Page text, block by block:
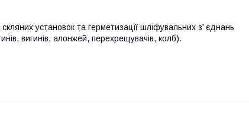
установок та герметизації шліфувальних з’ єднань
вигинів, алонжей, перехрещувачів, колб).